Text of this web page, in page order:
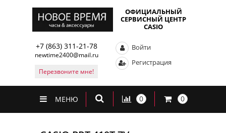
ОФИЦИАЛЬНЫЙ
СЕРВИСНЫЙ ЦЕНТР
CASIO
+7 (863) 311-21-78
newtime2400@mail.ru
Перезвоните мне!
Войти
Регистрация
МЕНЮ 0 0